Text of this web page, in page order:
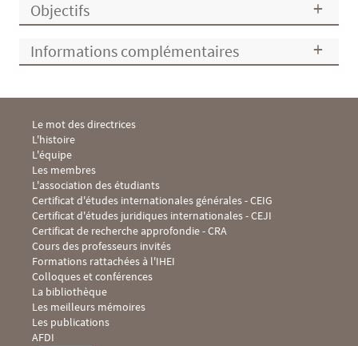
Objectifs
Informations complémentaires
Menu Footer IHEI 1
Le mot des directrices
L'histoire
L'équipe
Les membres
L'association des étudiants
Menu Footer IHEI 2
Certificat d'études internationales générales - CEIG
Certificat d'études juridiques internationales - CEJI
Certificat de recherche approfondie - CRA
Cours des professeurs invités
Formations rattachées à l'IHEI
Menu Footer IHEI 3
Colloques et conférences
La bibliothèque
Les meilleurs mémoires
Les publications
Menu Footer IHEI 4
AFDI